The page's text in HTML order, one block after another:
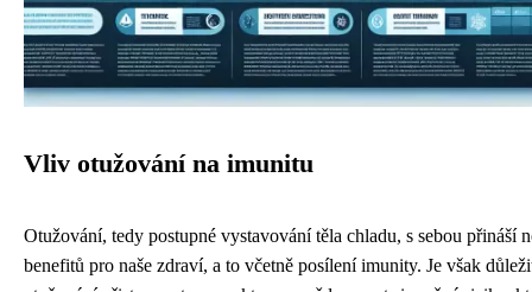
Vliv otužování na imunitu
Otužování, tedy postupné vystavování těla chladu, s sebou přináší
benefitů pro naše zdraví, a to včetně posílení imunity. Je však